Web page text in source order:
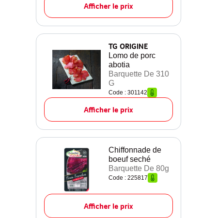
Afficher le prix
TG ORIGINE
Lomo de porc
abotia
Barquette De 310
G
Code : 301142
Afficher le prix
Chiffonnade de
boeuf seché
Barquette De 80g
Code : 225817
Afficher le prix